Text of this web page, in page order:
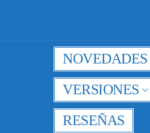
NOVEDADES
VERSIONES
RESEÑAS